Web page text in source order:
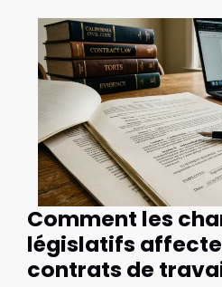
Comment les
législatifs
contrats de